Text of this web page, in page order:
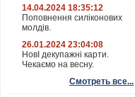
14.04.2024 18:35:12
Поповнення силіконових
молдів.
26.01.2024 23:04:08
НовІ декупажні карти.
Чекаємо на весну.
Смотреть все...